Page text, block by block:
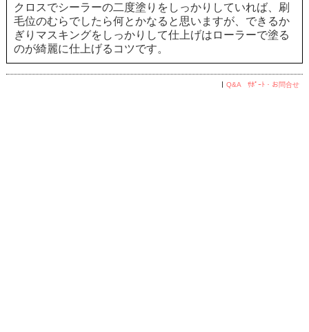
クロスでシーラーの二度塗りをしっかりしていれば、刷
毛位のむらでしたら何とかなると思いますが、できるか
ぎりマスキングをしっかりして仕上げはローラーで塗る
のが綺麗に仕上げるコツです。
Q&A ｻﾎﾟｰﾄ・お問合せ